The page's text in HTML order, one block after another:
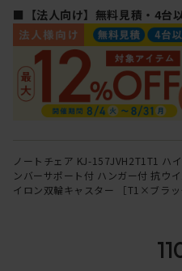
■【法人向け】無料見積・4台
ノートチェア KJ-157JVH2T1T1 ハ
ンバーサポート付 ハンガー付 抗ウ
イロン双輪キャスター ［T1×ブラッ